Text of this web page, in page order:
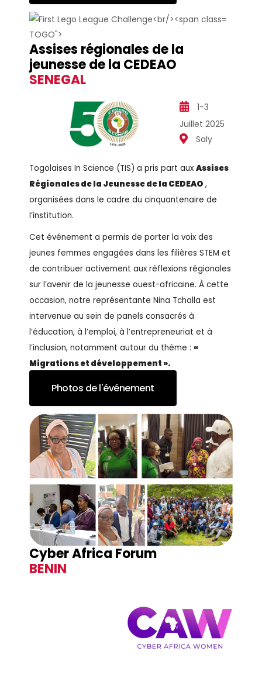
TOGO">
Assises régionales de la
jeunesse de la CEDEAO
SENEGAL
1-3
Juillet 2025
Saly
Togolaises In Science (TIS) a pris part aux Assises
Régionales de la Jeunesse de la CEDEAO ,
organisées dans le cadre du cinquantenaire de
l’institution.
Cet événement a permis de porter la voix des
jeunes femmes engagées dans les filières STEM et
de contribuer activement aux réflexions régionales
sur l’avenir de la jeunesse ouest-africaine. À cette
occasion, notre représentante Nina Tchalla est
intervenue au sein de panels consacrés à
l’éducation, à l’emploi, à l’entrepreneuriat et à
l’inclusion, notamment autour du thème : «
Migrations et développement ».
Photos de l'événement
Cyber Africa Forum
BENIN